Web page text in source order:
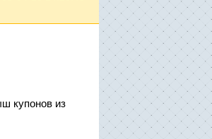
купонов из